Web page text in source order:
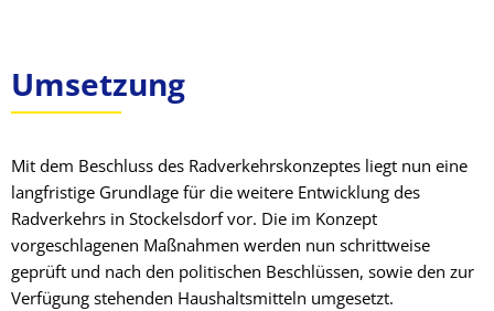
Umsetzung
Mit dem Beschluss des Radverkehrskonzeptes liegt nun eine
langfristige Grundlage für die weitere Entwicklung des
Radverkehrs in Stockelsdorf vor. Die im Konzept
vorgeschlagenen Maßnahmen werden nun schrittweise
geprüft und nach den politischen Beschlüssen, sowie den zur
Verfügung stehenden Haushaltsmitteln umgesetzt.